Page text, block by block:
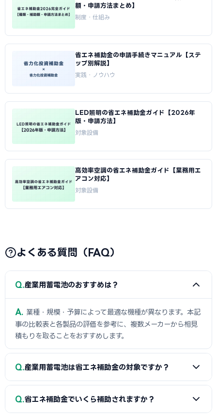
額・申請方法まとめ】
制度・仕組み
省エネ補助金の申請手続きマニュアル【ステ
ップ別解説】
実践・ノウハウ
LED照明の省エネ補助金ガイド【2026年
版・申請方法】
対象設備
高効率空調の省エネ補助金ガイド【業務用エ
アコン対応】
対象設備
よくある質問（FAQ）
Q 産業用蓄電池のおすすめは？
A
業種・規模・予算によって最適な機種が異なります。本記
事の比較表と各製品の評価を参考に、複数メーカーから相見
積もりを取ることをおすすめします。
Q 産業用蓄電池は省エネ補助金の対象ですか？
A
はい。SII認定済みの産業用蓄電池であれば先着順で申請
Q 省エネ補助金でいくら補助されますか？